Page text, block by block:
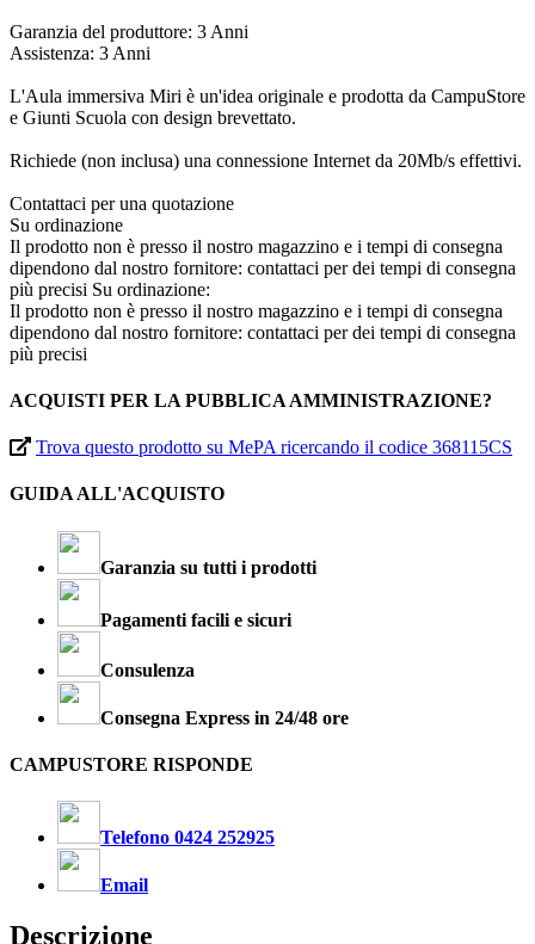
Garanzia del produttore: 3 Anni
Assistenza: 3 Anni
L'Aula immersiva Miri è un'idea originale e prodotta da CampuStore
e Giunti Scuola con design brevettato.
Richiede (non inclusa) una connessione Internet da 20Mb/s effettivi.
Contattaci per una quotazione
Su ordinazione
Il prodotto non è presso il nostro magazzino e i tempi di consegna
dipendono dal nostro fornitore: contattaci per dei tempi di consegna
più precisi Su ordinazione:
Il prodotto non è presso il nostro magazzino e i tempi di consegna
dipendono dal nostro fornitore: contattaci per dei tempi di consegna
più precisi
ACQUISTI PER LA PUBBLICA AMMINISTRAZIONE?
Trova questo prodotto su MePA ricercando il codice 368115CS
GUIDA ALL'ACQUISTO
Garanzia su tutti i prodotti
Pagamenti facili e sicuri
Consulenza
Consegna Express in 24/48 ore
CAMPUSTORE RISPONDE
Telefono 0424 252925
Email
Descrizione